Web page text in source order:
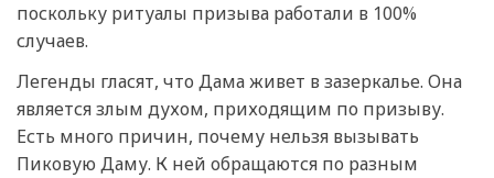
поскольку ритуалы призыва работали в 100%
случаев.
Легенды гласят, что Дама живет в зазеркалье. Она
является злым духом, приходящим по призыву.
Есть много причин, почему нельзя вызывать
Пиковую Даму. К ней обращаются по разным